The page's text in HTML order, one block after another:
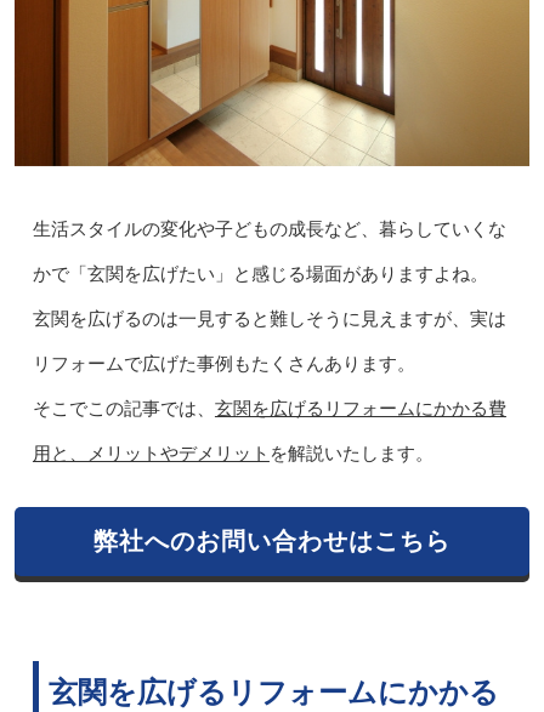
生活スタイルの変化や子どもの成長など、暮らしていくな
かで「玄関を広げたい」と感じる場面がありますよね。
玄関を広げるのは一見すると難しそうに見えますが、実は
リフォームで広げた事例もたくさんあります。
そこでこの記事では、 玄関を広げるリフォームにかかる費
用と、メリットやデメリット を解説いたします。
弊社へのお問い合わせはこちら
玄関を広げるリフォームにかかる